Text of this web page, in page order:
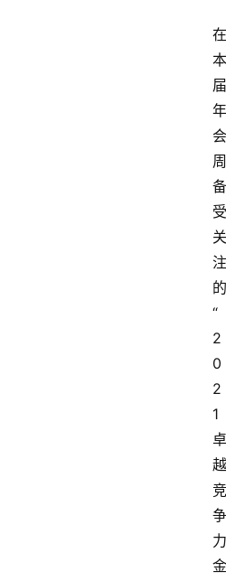
在
本
届
年
会
周
备
受
关
注
的
“
2
0
2
1
卓
越
竞
争
力
金